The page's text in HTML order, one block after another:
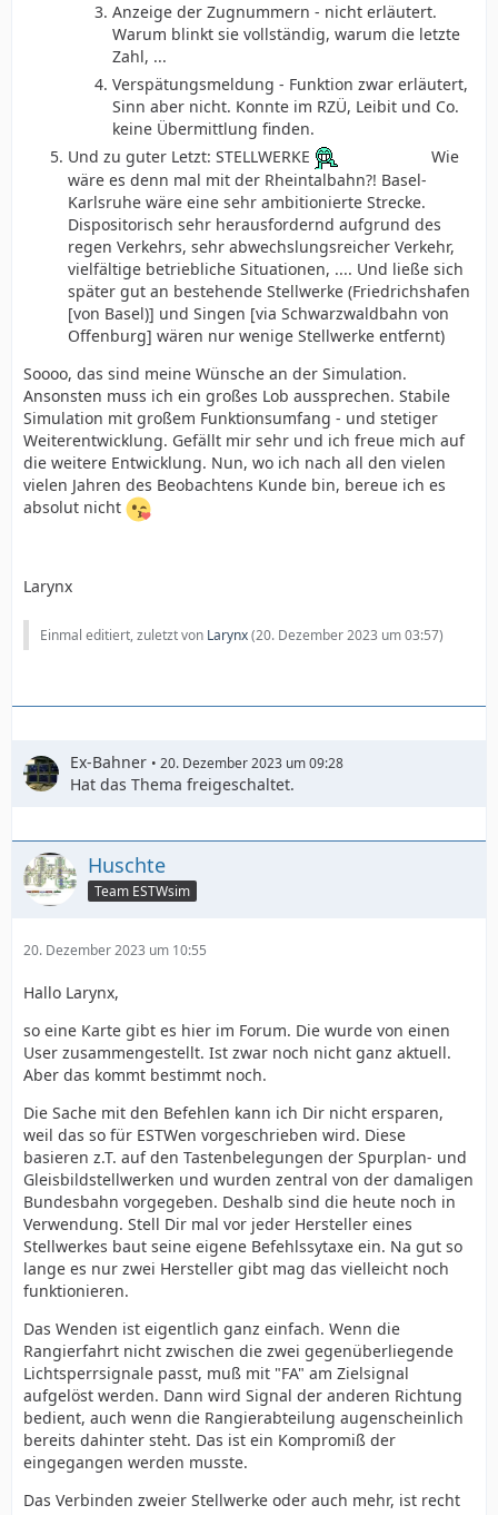
Anzeige der Zugnummern - nicht erläutert.
Warum blinkt sie vollständig, warum die letzte
Zahl, ...
Verspätungsmeldung - Funktion zwar erläutert,
Sinn aber nicht. Konnte im RZÜ, Leibit und Co.
keine Übermittlung finden.
Und zu guter Letzt: STELLWERKE
Wie
wäre es denn mal mit der Rheintalbahn?! Basel-
Karlsruhe wäre eine sehr ambitionierte Strecke.
Dispositorisch sehr herausfordernd aufgrund des
regen Verkehrs, sehr abwechslungsreicher Verkehr,
vielfältige betriebliche Situationen, .... Und ließe sich
später gut an bestehende Stellwerke (Friedrichshafen
[von Basel)] und Singen [via Schwarzwaldbahn von
Offenburg] wären nur wenige Stellwerke entfernt)
Soooo, das sind meine Wünsche an der Simulation.
Ansonsten muss ich ein großes Lob aussprechen. Stabile
Simulation mit großem Funktionsumfang - und stetiger
Weiterentwicklung. Gefällt mir sehr und ich freue mich auf
die weitere Entwicklung. Nun, wo ich nach all den vielen
vielen Jahren des Beobachtens Kunde bin, bereue ich es
absolut nicht
Larynx
Einmal editiert, zuletzt von Larynx(20. Dezember 2023 um 03:57)
Ex-Bahner 20. Dezember 2023 um 09:28
Hat das Thema freigeschaltet.
Huschte
Team ESTWsim
20. Dezember 2023 um 10:55
Hallo Larynx,
so eine Karte gibt es hier im Forum. Die wurde von einen
User zusammengestellt. Ist zwar noch nicht ganz aktuell.
Aber das kommt bestimmt noch.
Die Sache mit den Befehlen kann ich Dir nicht ersparen,
weil das so für ESTWen vorgeschrieben wird. Diese
basieren z.T. auf den Tastenbelegungen der Spurplan- und
Gleisbildstellwerken und wurden zentral von der damaligen
Bundesbahn vorgegeben. Deshalb sind die heute noch in
Verwendung. Stell Dir mal vor jeder Hersteller eines
Stellwerkes baut seine eigene Befehlssytaxe ein. Na gut so
lange es nur zwei Hersteller gibt mag das vielleicht noch
funktionieren.
Das Wenden ist eigentlich ganz einfach. Wenn die
Rangierfahrt nicht zwischen die zwei gegenüberliegende
Lichtsperrsignale passt, muß mit "FA" am Zielsignal
aufgelöst werden. Dann wird Signal der anderen Richtung
bedient, auch wenn die Rangierabteilung augenscheinlich
bereits dahinter steht. Das ist ein Kompromiß der
eingegangen werden musste.
Das Verbinden zweier Stellwerke oder auch mehr, ist recht